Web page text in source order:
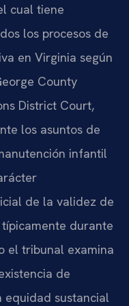
cual tiene
los procesos de
en Virginia según
County
District Court,
los asuntos de
infantil
de la validez de
durante
el tribunal examina
de
equidad sustancial